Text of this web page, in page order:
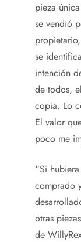
pieza
se vendió
se
intención
de todos,
copia. Lo
El valor
poco me
“Si
comprado
otras
de